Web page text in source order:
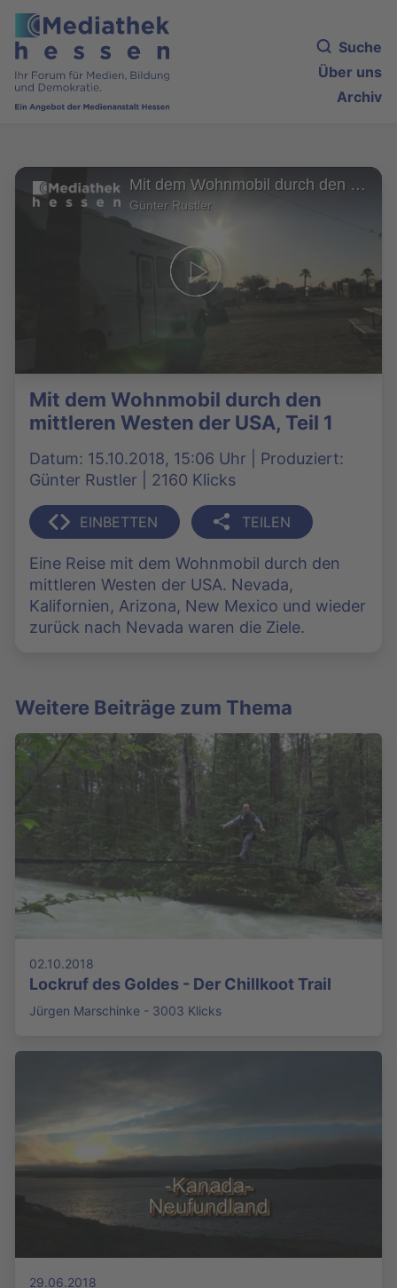
Suche
Über uns
Archiv
Mit dem Wohnmobil durch den mittleren Westen der USA, Teil 1
Günter Rustler
Mit dem Wohnmobil durch den
mittleren Westen der USA, Teil 1
Datum: 15.10.2018, 15:06 Uhr | Produziert:
Günter Rustler | 2160 Klicks
EINBETTEN TEILEN
Eine Reise mit dem Wohnmobil durch den
mittleren Westen der USA. Nevada,
Kalifornien, Arizona, New Mexico und wieder
zurück nach Nevada waren die Ziele.
Weitere Beiträge zum Thema
02.10.2018
Lockruf des Goldes - Der Chillkoot Trail
Jürgen Marschinke - 3003 Klicks
29.06.2018